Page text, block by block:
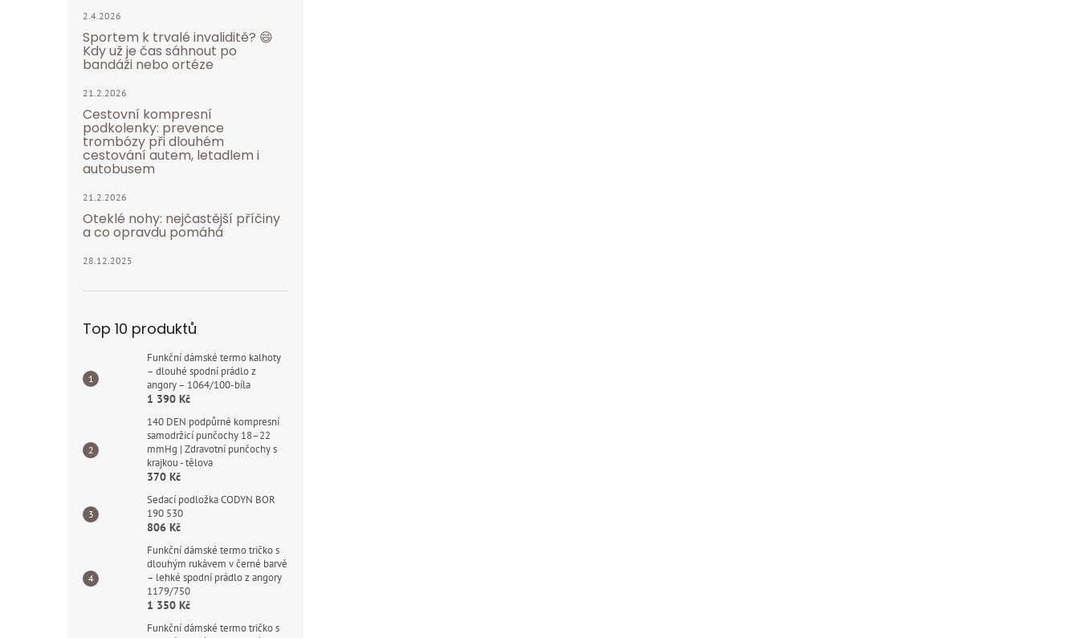
2.4.2026
Sportem k trvalé invaliditě? 😄
Kdy už je čas sáhnout po
bandáži nebo ortéze
21.2.2026
Cestovní kompresní
podkolenky: prevence
trombózy při dlouhém
cestování autem, letadlem i
autobusem
21.2.2026
Oteklé nohy: nejčastější příčiny
a co opravdu pomáhá
28.12.2025
Top 10 produktů
Funkční dámské termo kalhoty
– dlouhé spodní prádlo z
angory – 1064/100-bíla
1 390 Kč
140 DEN podpůrné kompresní
samodržicí punčochy 18–22
mmHg | Zdravotní punčochy s
krajkou - tělova
370 Kč
Sedací podložka CODYN BOR
190 530
806 Kč
Funkční dámské termo tričko s
dlouhým rukávem v černé barvě
– lehké spodní prádlo z angory
1179/750
1 350 Kč
Funkční dámské termo tričko s